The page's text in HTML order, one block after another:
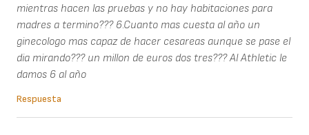
mientras hacen las pruebas y no hay habitaciones para
madres a termino??? 6.Cuanto mas cuesta al año un
ginecologo mas capaz de hacer cesareas aunque se pase el
dia mirando??? un millon de euros dos tres??? Al Athletic le
damos 6 al año
Respuesta